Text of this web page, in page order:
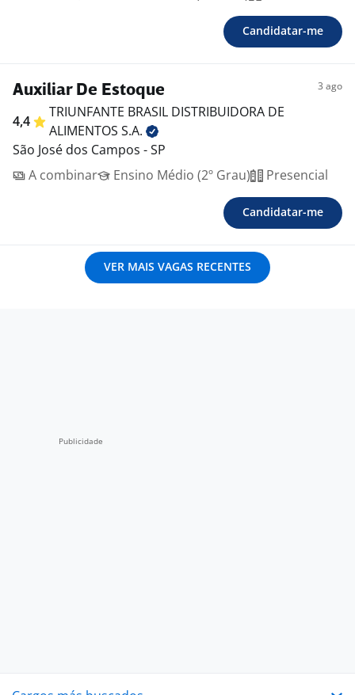
Candidatar-me
Auxiliar De Estoque 3 ago
4,4
TRIUNFANTE BRASIL DISTRIBUIDORA DE
ALIMENTOS S.A.
São José dos Campos - SP
A combinar
Ensino Médio (2º Grau) Presencial
Candidatar-me
VER MAIS VAGAS RECENTES